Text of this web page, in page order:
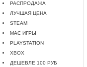
РАСПРОДАЖА
ЛУЧШАЯ ЦЕНА
STEAM
MAC ИГРЫ
PLAYSTATION
XBOX
ДЕШЕВЛЕ 100 РУБ